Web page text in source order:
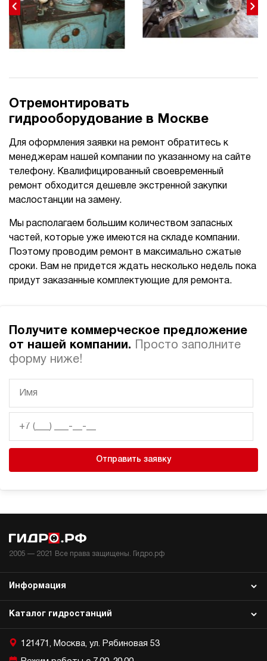
Отремонтировать
гидрооборудование в Москве
Для оформления заявки на ремонт обратитесь к
менеджерам нашей компании по указанному на сайте
телефону. Квалифицированный своевременный
ремонт обходится дешевле экстренной закупки
маслостанции на замену.
Мы располагаем большим количеством запасных
частей, которые уже имеются на складе компании.
Поэтому проводим ремонт в максимально сжатые
сроки. Вам не придется ждать несколько недель пока
придут заказанные комплектующие для ремонта.
Получите коммерческое предложение
от нашей компании.
Просто заполните
форму ниже!
Отправить заявку
2005 — 2021 Все права защищены. Гидро.рф
Каталог гидростанций
Информация
121471, Москва, ул. Рябиновая 53